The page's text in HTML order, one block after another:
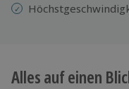
Alles auf einen